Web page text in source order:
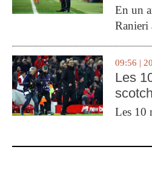
En un
Ranieri
09:56 |
Les
Les 10